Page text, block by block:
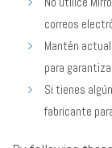
correos
Mantén
para
Si tienes
fabricante